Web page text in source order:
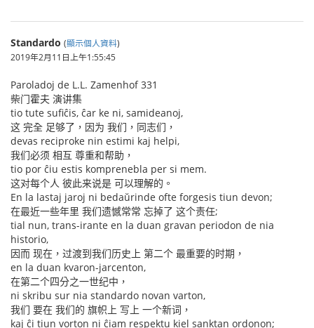
Standardo (顯示個人資料)
2019年2月11日上午1:55:45
Paroladoj de L.L. Zamenhof 331
柴门霍夫 演讲集
tio tute sufiĉis, ĉar ke ni, samideanoj,
这 完全 足够了，因为 我们，同志们，
devas reciproke nin estimi kaj helpi,
我们必须 相互 尊重和帮助，
tio por ĉiu estis komprenebla per si mem.
这对每个人 彼此来说是 可以理解的。
En la lastaj jaroj ni bedaŭrinde ofte forgesis tiun devon;
在最近一些年里 我们遗憾常常 忘掉了 这个责任;
tial nun, trans-irante en la duan gravan periodon de nia
historio,
因而 现在，过渡到我们历史上 第二个 最重要的时期，
en la duan kvaron-jarcenton,
在第二个四分之一世纪中，
ni skribu sur nia standardo novan varton,
我们 要在 我们的 旗帜上 写上 一个新词，
kaj ĉi tiun vorton ni ĉiam respektu kiel sanktan ordonon;